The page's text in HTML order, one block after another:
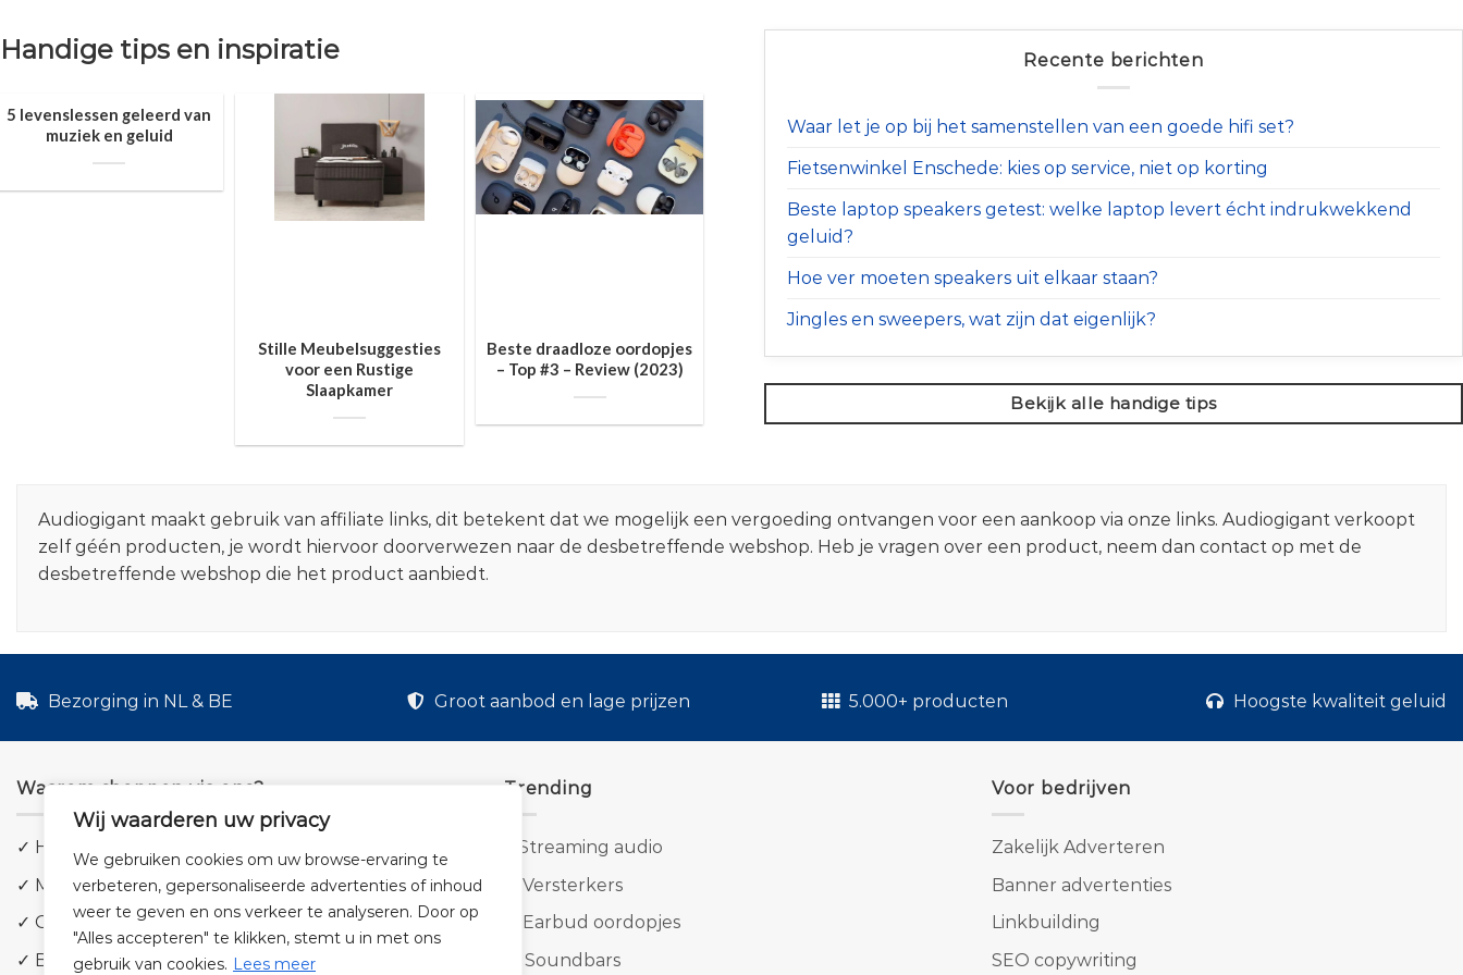
Wij waarderen uw privacy
We gebruiken cookies om uw browse-ervaring te
verbeteren, gepersonaliseerde advertenties of inhoud
weer te geven en ons verkeer te analyseren. Door op
"Alles accepteren" te klikken, stemt u in met ons
gebruik van cookies. Lees meer
Handige tips en inspiratie
5 levenslessen geleerd van
muziek en geluid
Stille Meubelsuggesties
voor een Rustige
Slaapkamer
Beste draadloze oordopjes
– Top #3 – Review (2023)
Recente berichten
Waar let je op bij het samenstellen van een goede hifi set?
Fietsenwinkel Enschede: kies op service, niet op korting
Beste laptop speakers getest: welke laptop levert écht indrukwekkend
geluid?
Hoe ver moeten speakers uit elkaar staan?
Jingles en sweepers, wat zijn dat eigenlijk?
Bekijk alle handige tips
Audiogigant maakt gebruik van affiliate links, dit betekent dat we mogelijk een vergoeding ontvangen voor een aankoop via onze links. Audiogigant verkoopt
zelf géén producten, je wordt hiervoor doorverwezen naar de desbetreffende webshop. Heb je vragen over een product, neem dan contact op met de
desbetreffende webshop die het product aanbiedt.
Bezorging in NL & BE Groot aanbod en lage prijzen 5.000+ producten Hoogste kwaliteit geluid
Waarom shoppen via ons?
✓ Hoge kwaliteit geluid
✓ Meer dan 5.000 producten
✓ Groot aanbod en lage prijzen
✓ Bezorging in NL & BE
Trending
Streaming audio
Versterkers
Earbud oordopjes
Soundbars
Voor bedrijven
Zakelijk Adverteren
Banner advertenties
Linkbuilding
SEO copywriting